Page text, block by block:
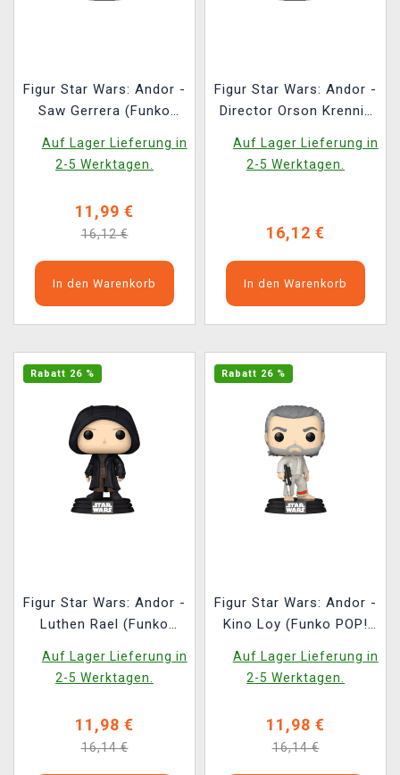
Figur Star Wars: Andor -
Saw Gerrera (Funko
Auf Lager Lieferung in
2-5 Werktagen.
11,99 €
16,12 €
In den Warenkorb
Figur Star Wars: Andor -
Director Orson Krennic
785)
Auf Lager Lieferung in
2-5 Werktagen.
16,12 €
In den Warenkorb
Rabatt 26 %
Figur Star Wars: Andor -
Luthen Rael (Funko
Auf Lager Lieferung in
2-5 Werktagen.
11,98 €
16,14 €
Rabatt 26 %
Figur Star Wars: Andor -
Kino Loy (Funko POP!
Auf Lager Lieferung in
2-5 Werktagen.
11,98 €
16,14 €